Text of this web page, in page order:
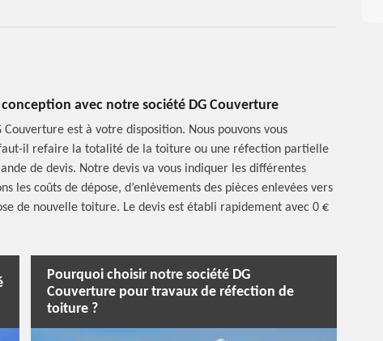
avec notre société DG Couverture
est à votre disposition. Nous pouvons vous
il refaire la totalité de la toiture ou une réfection partielle
de devis. Notre devis va vous indiquer les différentes
les coûts de dépose, d’enlèvements des pièces enlevées vers
de nouvelle toiture. Le devis est établi rapidement avec 0 €
Pourquoi choisir notre société DG
Couverture pour travaux de réfection de
toiture ?